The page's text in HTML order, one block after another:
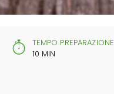
TEMPO PREPARAZIONE
10 MIN